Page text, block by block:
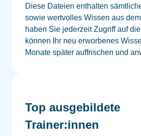
Diese Dateien enthalten
sowie wertvolles Wissen aus
haben Sie jederzeit Zugriff auf
können Ihr neu erworbenes
Monate später auffrischen und
Top ausgebildete
Trainer:innen